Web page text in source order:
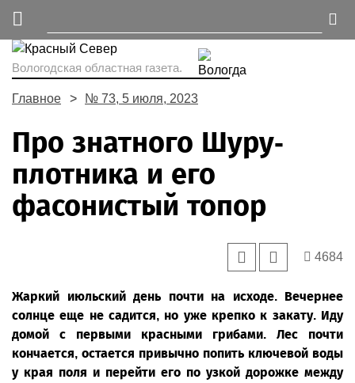
Вологодская областная газета.
Главное № 73, 5 июля, 2023
Про знатного Шуру-
плотника и его
фасонистый топор
4684
Жаркий июльский день почти на исходе. Вечернее
солнце еще не садится, но уже крепко к закату. Иду
домой с первыми красными грибами. Лес почти
кончается, остается привычно попить ключевой воды
у края поля и перейти его по узкой дорожке между